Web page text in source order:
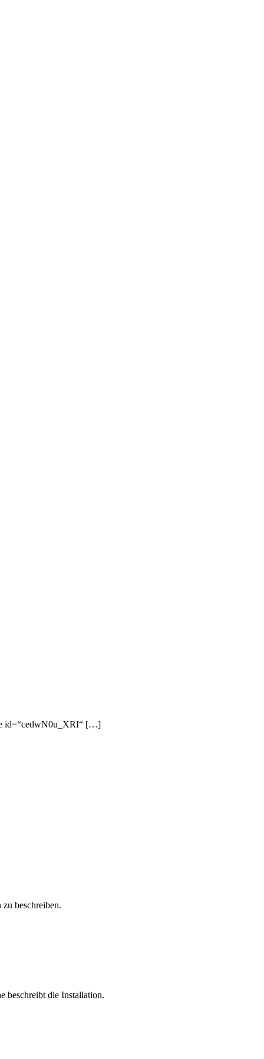
id=“cedwN0u_XRI“ […]
beschreiben.
beschreibt die Installation.